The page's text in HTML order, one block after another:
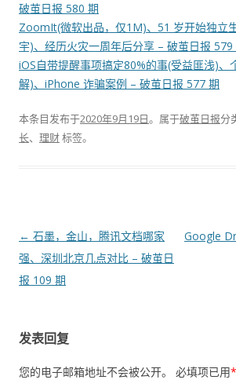
破茧日报 580 期
ZoomIt(微软出品，仅1M)、51 岁开始独立
宇)、经历火灾一周年后分享 – 破茧日报 579
iOS自带提醒事项搞定80%的事(受益匪浅)、
解)、iPhone 诈骗案例 – 破茧日报 577 期
本条目发布于2020年9月19日。属于破茧日报分
长、 理财标签。
文
章
导
← 石墨，金山，腾讯文档哪家
强、深圳北京几点对比 – 破茧日
报 109 期
Google
发表回复
您的电子邮箱地址不会被公开。 必填项已用*